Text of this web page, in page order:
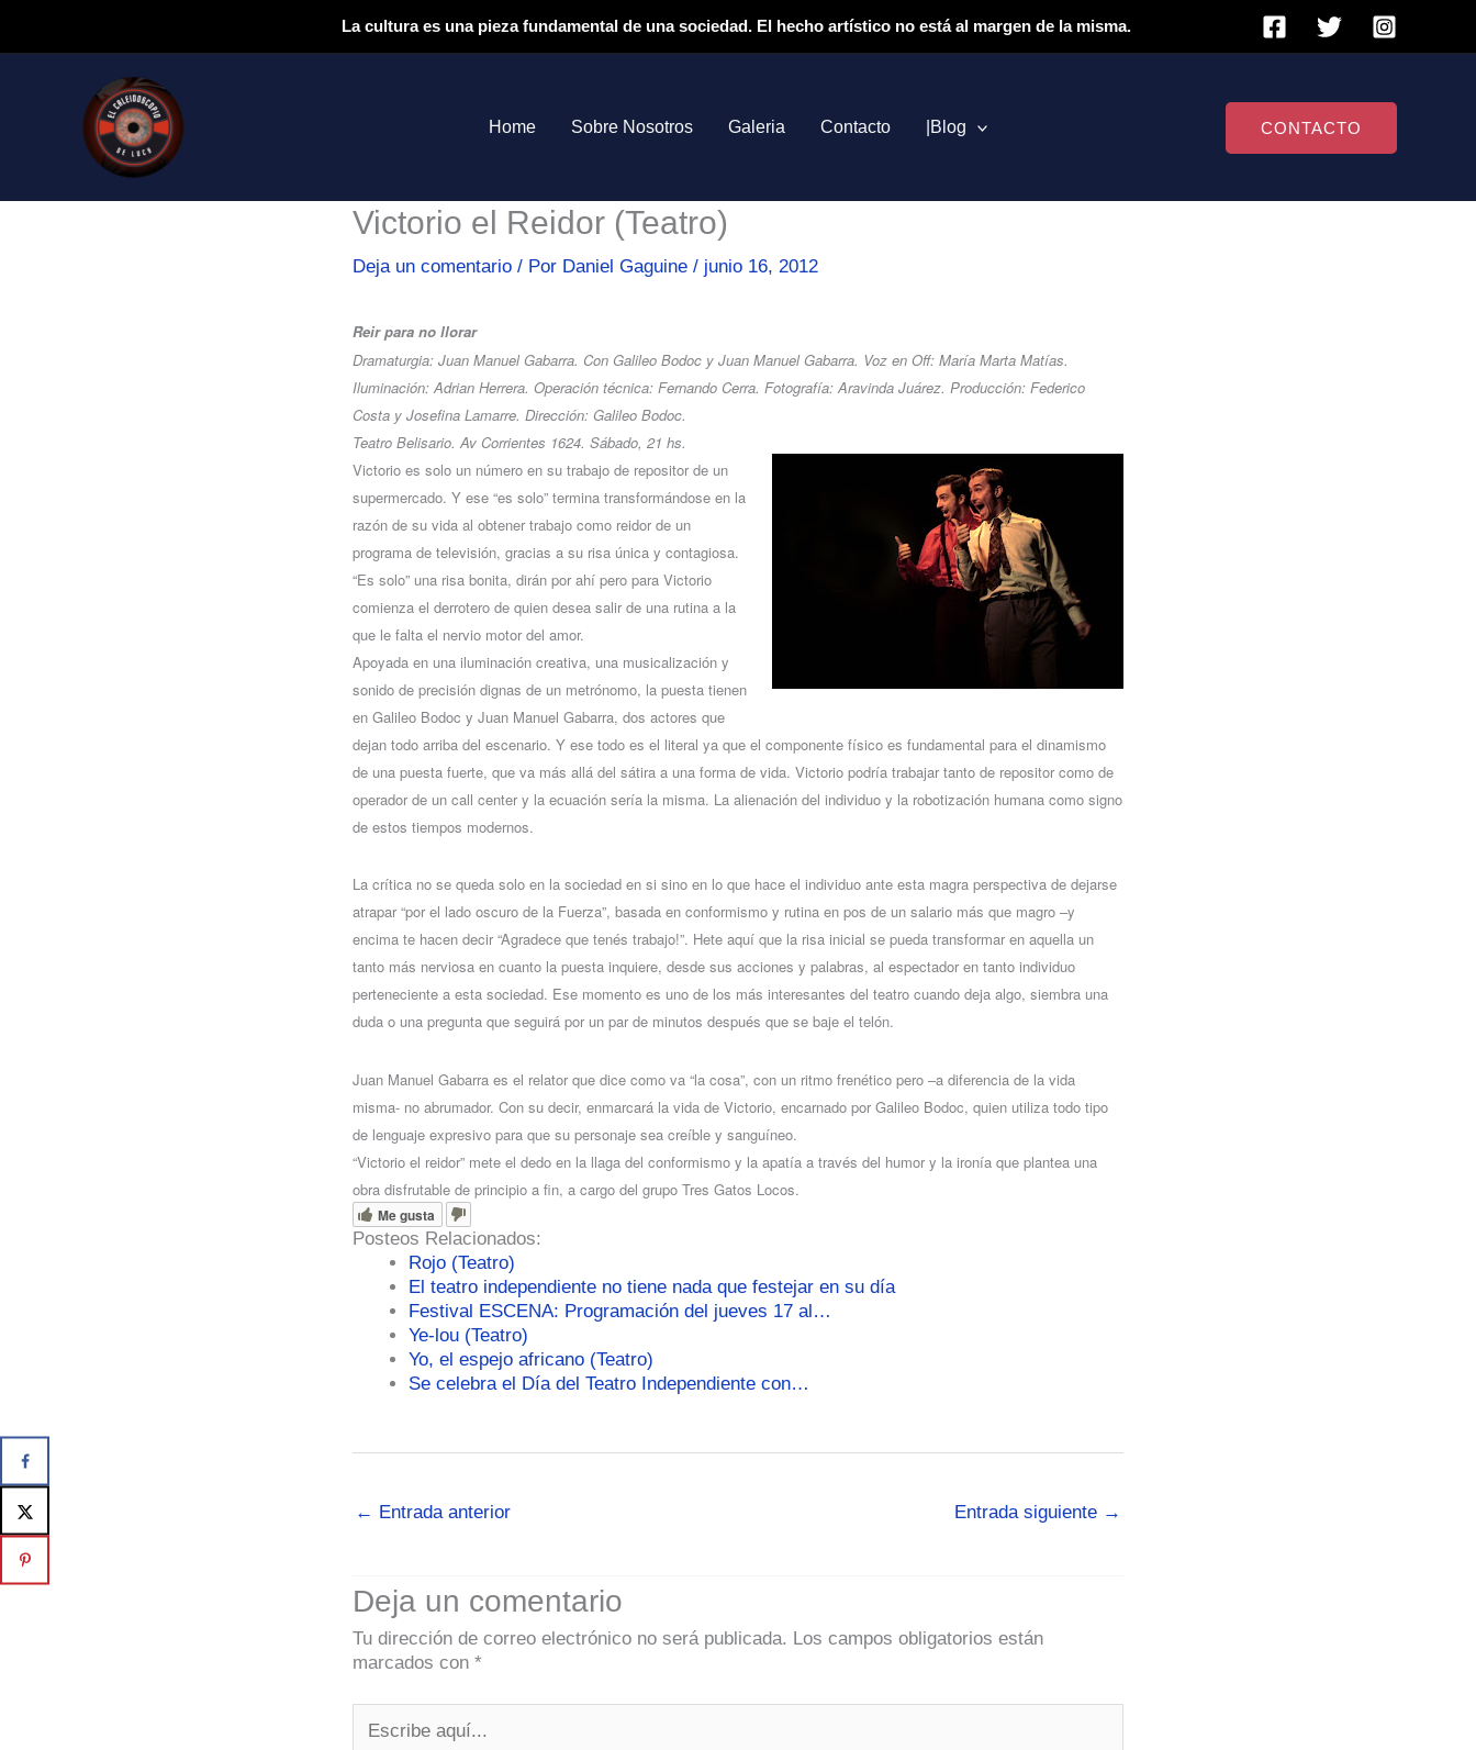
contenido
La cultura es una pieza fundamental de una sociedad. El hecho artístico no está al margen de la misma.
Home Sobre Nosotros Galeria Contacto |Blog CONTACTO
Victorio el Reidor (Teatro)
Deja un comentario / Por Daniel Gaguine / junio 16, 2012
Reir para no llorar
Dramaturgia: Juan Manuel Gabarra. Con Galileo Bodoc y Juan Manuel Gabarra. Voz en Off: María Marta Matías.
Iluminación: Adrian Herrera. Operación técnica: Fernando Cerra. Fotografía: Aravinda Juárez. Producción: Federico
Costa y Josefina Lamarre. Dirección: Galileo Bodoc.
Teatro Belisario. Av Corrientes 1624. Sábado, 21 hs.
Victorio es solo un número en su trabajo de repositor de un
supermercado. Y ese “es solo” termina transformándose en la
razón de su vida al obtener trabajo como reidor de un
programa de televisión, gracias a su risa única y contagiosa.
“Es solo” una risa bonita, dirán por ahí pero para Victorio
comienza el derrotero de quien desea salir de una rutina a la
que le falta el nervio motor del amor.
Apoyada en una iluminación creativa, una musicalización y
sonido de precisión dignas de un metrónomo, la puesta tienen
en Galileo Bodoc y Juan Manuel Gabarra, dos actores que
dejan todo arriba del escenario. Y ese todo es el literal ya que el componente físico es fundamental para el dinamismo
de una puesta fuerte, que va más allá del sátira a una forma de vida. Victorio podría trabajar tanto de repositor como de
operador de un call center y la ecuación sería la misma. La alienación del individuo y la robotización humana como signo
de estos tiempos modernos.
La crítica no se queda solo en la sociedad en si sino en lo que hace el individuo ante esta magra perspectiva de dejarse
atrapar “por el lado oscuro de la Fuerza”, basada en conformismo y rutina en pos de un salario más que magro –y
encima te hacen decir “Agradece que tenés trabajo!”. Hete aquí que la risa inicial se pueda transformar en aquella un
tanto más nerviosa en cuanto la puesta inquiere, desde sus acciones y palabras, al espectador en tanto individuo
perteneciente a esta sociedad. Ese momento es uno de los más interesantes del teatro cuando deja algo, siembra una
duda o una pregunta que seguirá por un par de minutos después que se baje el telón.
Juan Manuel Gabarra es el relator que dice como va “la cosa”, con un ritmo frenético pero –a diferencia de la vida
misma- no abrumador. Con su decir, enmarcará la vida de Victorio, encarnado por Galileo Bodoc, quien utiliza todo tipo
de lenguaje expresivo para que su personaje sea creíble y sanguíneo.
“Victorio el reidor” mete el dedo en la llaga del conformismo y la apatía a través del humor y la ironía que plantea una
obra disfrutable de principio a fin, a cargo del grupo Tres Gatos Locos.
Me gusta
Posteos Relacionados:
Rojo (Teatro)
El teatro independiente no tiene nada que festejar en su día
Festival ESCENA: Programación del jueves 17 al…
Ye-lou (Teatro)
Yo, el espejo africano (Teatro)
Se celebra el Día del Teatro Independiente con…
← Entrada anterior Entrada siguiente →
Deja un comentario
Tu dirección de correo electrónico no será publicada. Los campos obligatorios están
marcados con *
aquí...